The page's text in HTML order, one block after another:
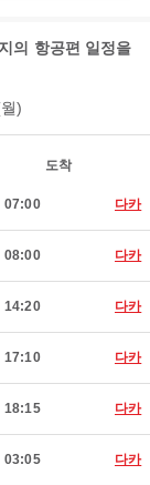
의 항공편 일정을
)
도착
07:00 다카
08:00 다카
14:20 다카
17:10 다카
18:15 다카
03:05 다카